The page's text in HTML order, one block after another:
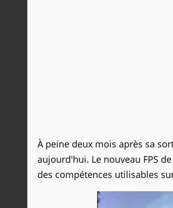
À peine deux mois après sa
aujourd'hui. Le nouveau FPS
des compétences utilisables